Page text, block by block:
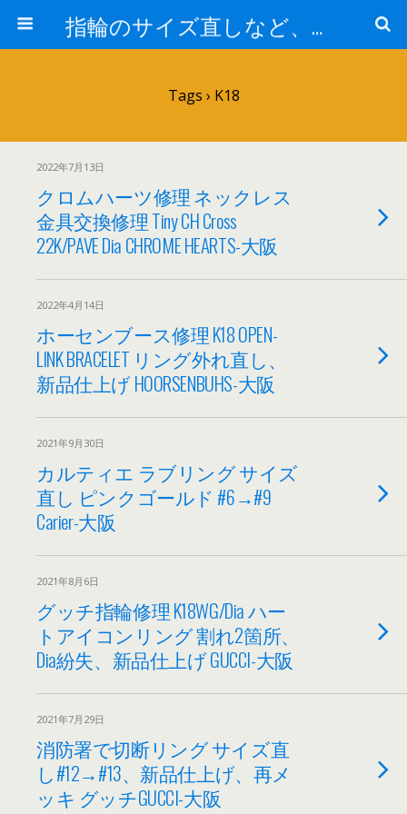
指輪のサイズ直しなど、アクセサリーの修理実例集
Tags › K18
2022年7月13日
クロムハーツ修理 ネックレス
金具交換修理 Tiny CH Cross
22K/PAVE Dia CHROME HEARTS-大阪
2022年4月14日
ホーセンブース修理 K18 OPEN-
LINK BRACELET リング外れ直し、
新品仕上げ HOORSENBUHS-大阪
2021年9月30日
カルティエ ラブリング サイズ
直し ピンクゴールド #6→#9
Carier-大阪
2021年8月6日
グッチ指輪修理 K18WG/Dia ハー
トアイコンリング 割れ2箇所、
Dia紛失、新品仕上げ GUCCI-大阪
2021年7月29日
消防署で切断リング サイズ直
し#12→#13、新品仕上げ、再メ
ッキ グッチGUCCI-大阪